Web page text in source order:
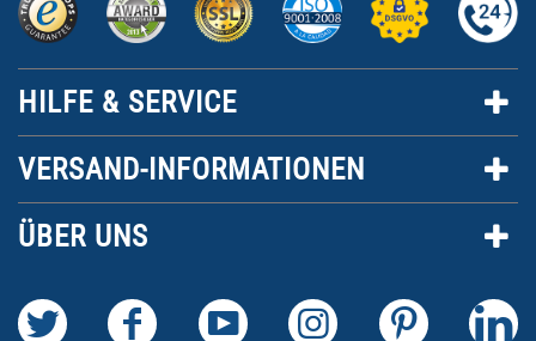
HILFE & SERVICE
VERSAND-INFORMATIONEN
ÜBER UNS